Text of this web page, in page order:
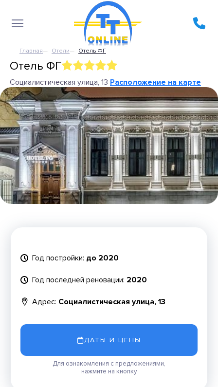
Главная Отели Отель ФГ
Отель ФГ
Социалистическая улица, 13 Расположение на карте
Год постройки: до 2020
Год последней реновации: 2020
Адрес: Социалистическая улица, 13
ДАТЫ И ЦЕНЫ
Для ознакомления с предложениями,
нажмите на кнопку